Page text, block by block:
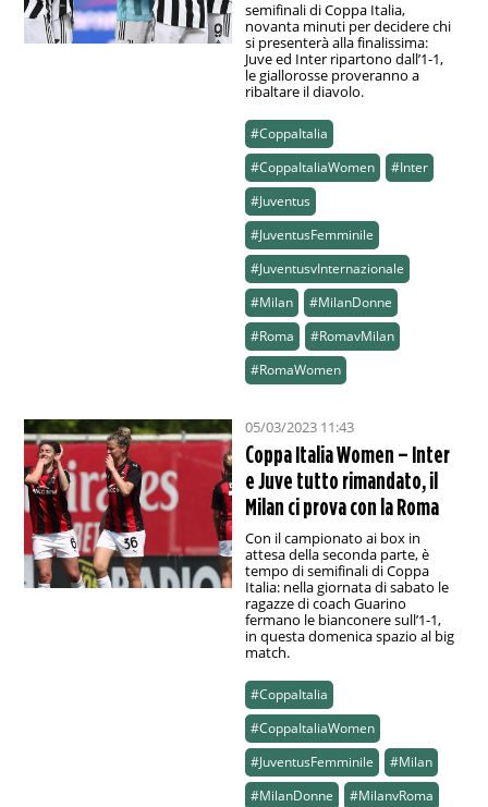
semifinali di Coppa Italia,
novanta minuti per decidere chi
si presenterà alla finalissima:
Juve ed Inter ripartono dall’1-1,
le giallorosse proveranno a
ribaltare il diavolo.
#CoppaItalia
#CoppaItaliaWomen
#Inter
#Juventus
#JuventusFemminile
#JuventusvInternazionale
#Milan
#MilanDonne
#Roma
#RomavMilan
#RomaWomen
05/03/2023 11:43
Coppa Italia Women – Inter
e Juve tutto rimandato, il
Milan ci prova con la Roma
Con il campionato ai box in
attesa della seconda parte, è
tempo di semifinali di Coppa
Italia: nella giornata di sabato le
ragazze di coach Guarino
fermano le bianconere sull’1-1,
in questa domenica spazio al big
match.
#CoppaItalia
#CoppaItaliaWomen
#JuventusFemminile
#Milan
#MilanDonne
#MilanvRoma